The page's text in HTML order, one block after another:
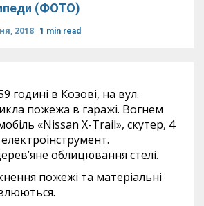
(ФОТО)
2018 1 min read
годині в Козові, на вул.
пожежа в гаражі. Вогнем
«Nissan X-Trail», скутер, 4
облицювання стелі.
пожежі та матеріальні